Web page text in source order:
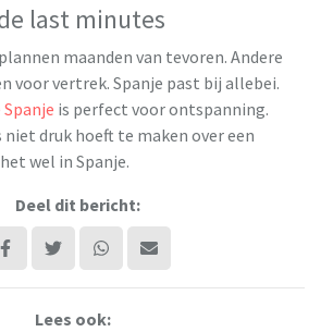
last minutes
maanden van tevoren. Andere
voor vertrek. Spanje past bij allebei.
is perfect voor ontspanning.
niet druk hoeft te maken over een
wel in Spanje.
Deel dit bericht:
Lees ook: